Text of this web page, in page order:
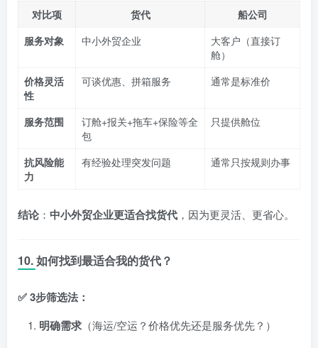
对比项 货代
船公司
服务对象
中小外贸企业
大客户（直接订
舱）
价格灵活
性
可谈优惠、拼箱服务 通常是标准价
服务范围
订舱+报关+拖车+保险等全
包
只提供舱位
抗风险能
力
有经验处理突发问题 通常只按规则办事
结论： 中小外贸企业更适合找货代 ，因为更灵活、更省心。
10. 如何找到最适合我的货代？
✅ 3步筛选法：
明确需求 （海运/空运？价格优先还是服务优先？）